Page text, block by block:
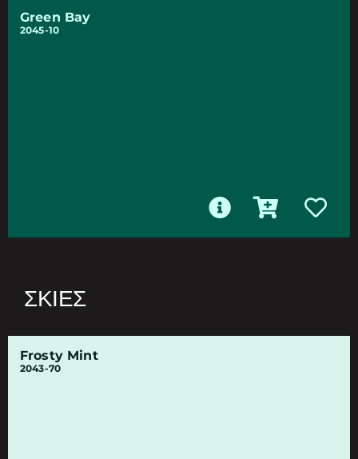
Green Bay
2045-10
ΣΚΙΈΣ
Frosty Mint
2043-70